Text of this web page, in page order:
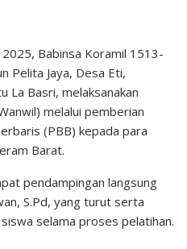
Babinsa Koramil 1513-
Pelita Jaya, Desa Eti,
La Basri, melaksanakan
melalui pemberian
(PBB) kepada para
Barat.
pendampingan langsung
S.Pd, yang turut serta
selama proses pelatihan.